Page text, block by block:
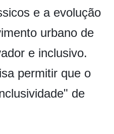
e a evolução
urbano de
e inclusivo.
permitir que o
de